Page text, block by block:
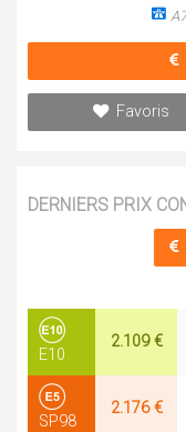
Favoris
DERNIERS PRIX
E10
2.109 €
SP98
2.176 €